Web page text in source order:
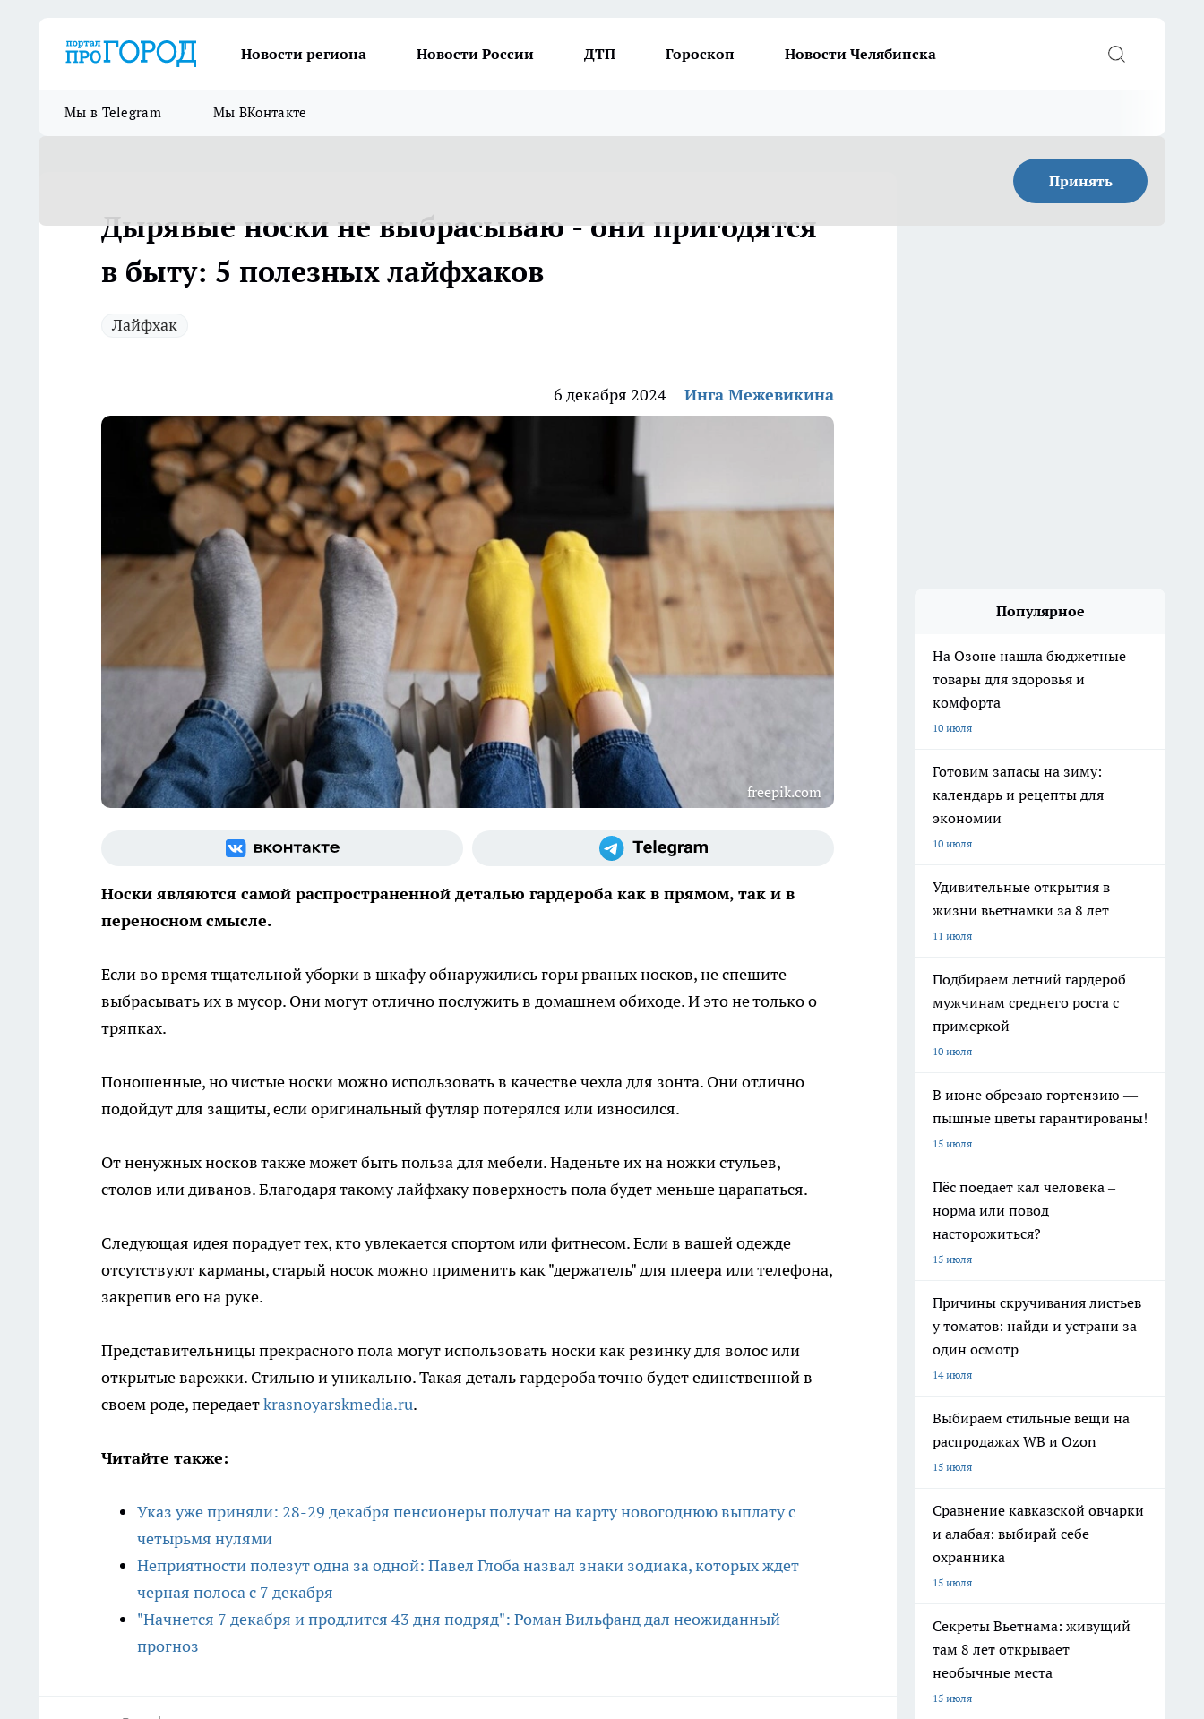
Новости региона Новости России ДТП Гороскоп Новости Челябинска
Мы в Telegram Мы ВКонтакте
Принять
Дырявые носки не выбрасываю - они пригодятся
в быту: 5 полезных лайфхаков
Лайфхак
6 декабря 2024 Инга Межевикина
freepik.com
Носки являются самой распространенной деталью гардероба как в прямом, так и в
переносном смысле.
Если во время тщательной уборки в шкафу обнаружились горы рваных носков, не спешите
выбрасывать их в мусор. Они могут отлично послужить в домашнем обиходе. И это не только о
тряпках.
Поношенные, но чистые носки можно использовать в качестве чехла для зонта. Они отлично
подойдут для защиты, если оригинальный футляр потерялся или износился.
От ненужных носков также может быть польза для мебели. Наденьте их на ножки стульев,
столов или диванов. Благодаря такому лайфхаку поверхность пола будет меньше царапаться.
Следующая идея порадует тех, кто увлекается спортом или фитнесом. Если в вашей одежде
отсутствуют карманы, старый носок можно применить как "держатель" для плеера или телефона,
закрепив его на руке.
Представительницы прекрасного пола могут использовать носки как резинку для волос или
открытые варежки. Стильно и уникально. Такая деталь гардероба точно будет единственной в
своем роде, передаетkrasnoyarskmedia.ru.
Читайте также:
Указ уже приняли: 28-29 декабря пенсионеры получат на карту новогоднюю выплату с
четырьмя нулями
Неприятности полезут одна за одной: Павел Глоба назвал знаки зодиака, которых ждет
черная полоса с 7 декабря
"Начнется 7 декабря и продлится 43 дня подряд": Роман Вильфанд дал неожиданный
прогноз
Популярное
На Озоне нашла бюджетные
товары для здоровья и
комфорта
10 июля
Готовим запасы на зиму:
календарь и рецепты для
экономии
10 июля
Удивительные открытия в
жизни вьетнамки за 8 лет
11 июля
Подбираем летний гардероб
мужчинам среднего роста с
примеркой
10 июля
В июне обрезаю гортензию —
пышные цветы гарантированы!
15 июля
Пёс поедает кал человека –
норма или повод
насторожиться?
15 июля
Причины скручивания листьев
у томатов: найди и устрани за
один осмотр
14 июля
Выбираем стильные вещи на
распродажах WB и Ozon
15 июля
Сравнение кавказской овчарки
и алабая: выбирай себе
охранника
15 июля
Секреты Вьетнама: живущий
там 8 лет открывает
необычные места
15 июля